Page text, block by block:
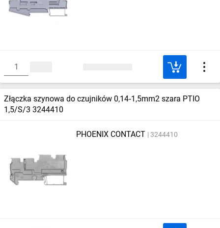
Złączka szynowa do czujników 0,14‑1,5mm2 szara PTIO
1,5/S/3 3244410
PHOENIX CONTACT 3244410